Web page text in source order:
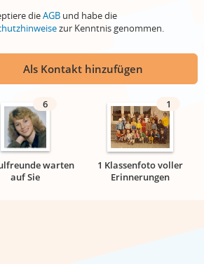
dieAGB und habe die
zur Kenntnis genommen.
Als Kontakt hinzufügen
6
warten
auf Sie
1
1 Klassenfoto voller
Erinnerungen